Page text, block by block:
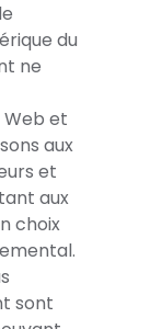
du
ne
et
aux
et
aux
choix
sont